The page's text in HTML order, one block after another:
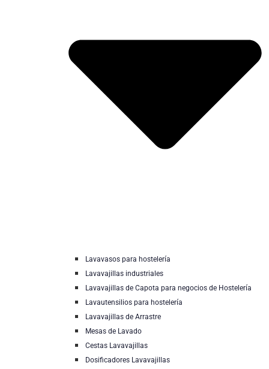
Lavavasos para hostelería
Lavavajillas industriales
Lavavajillas de Capota para negocios de Hostelería
Lavautensilios para hostelería
Lavavajillas de Arrastre
Mesas de Lavado
Cestas Lavavajillas
Dosificadores Lavavajillas